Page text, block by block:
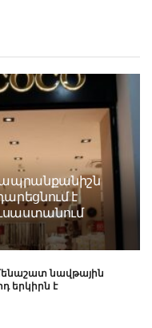
է
նավթային
երկիրն է